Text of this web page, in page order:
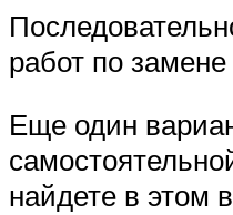
работ по
Еще один
найдете в этом